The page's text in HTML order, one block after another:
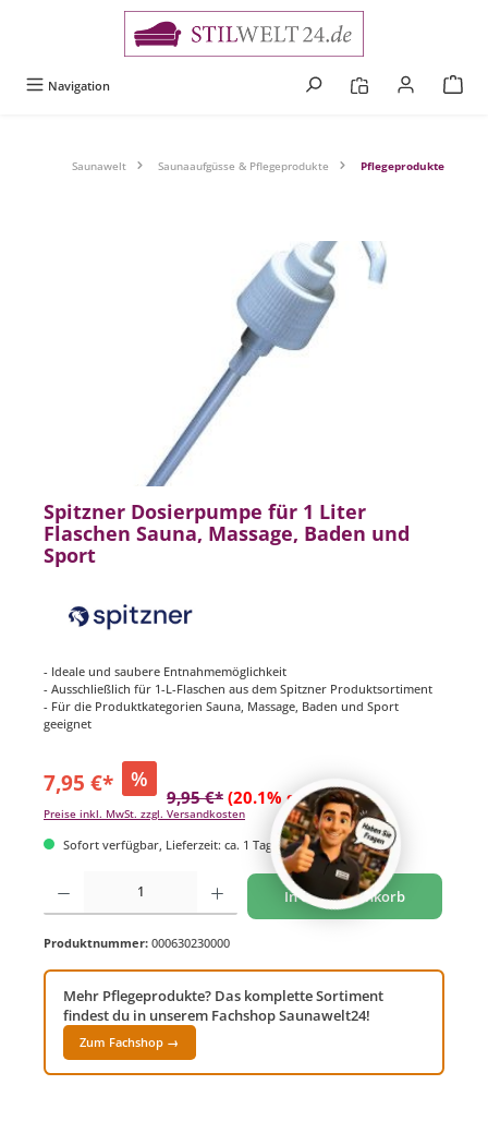
Navigation
Saunawelt Saunaaufgüsse & Pflegeprodukte Pflegeprodukte
Spitzner Dosierpumpe für 1 Liter
Flaschen Sauna, Massage, Baden und
Sport
- Ideale und saubere Entnahmemöglichkeit
- Ausschließlich für 1-L-Flaschen aus dem Spitzner Produktsortiment
- Für die Produktkategorien Sauna, Massage, Baden und Sport
geeignet
7,95 €* %
9,95 €* (20.1% gespart)
Preise inkl. MwSt. zzgl. Versandkosten
Sofort verfügbar, Lieferzeit: ca. 1 Tag
Produkt Anzahl: Gib den gewünschten Wert ein oder benutze die Schaltflächen um
In den Warenkorb
Produktnummer: 000630230000
Mehr Pflegeprodukte? Das komplette Sortiment
findest du in unserem Fachshop Saunawelt24!
Zum Fachshop →